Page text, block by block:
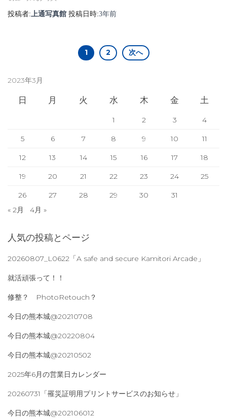
投稿者: 上通写真館 投稿日時:3年前
稿
の
ー
ジ
送
り
1 2 次へ
2023年3月
日 月 火 水 木 金 土
1 2 3 4
5 6 7 8 9 10 11
12 13 14 15 16 17 18
19 20 21 22 23 24 25
26 27 28 29 30
31
« 2月
4月 »
人気の投稿とページ
20260807_L0622「A safe and secure Kamitori Arcade」
就活頑張って！！
修整？ PhotoRetouch？
今日の熊本城@20210708
今日の熊本城@20220804
今日の熊本城@20210502
2025年6月の営業日カレンダー
20260731「罹災証明用プリントサービスのお知らせ」
今日の熊本城@202106012